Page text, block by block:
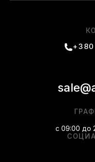
с 09:00 до